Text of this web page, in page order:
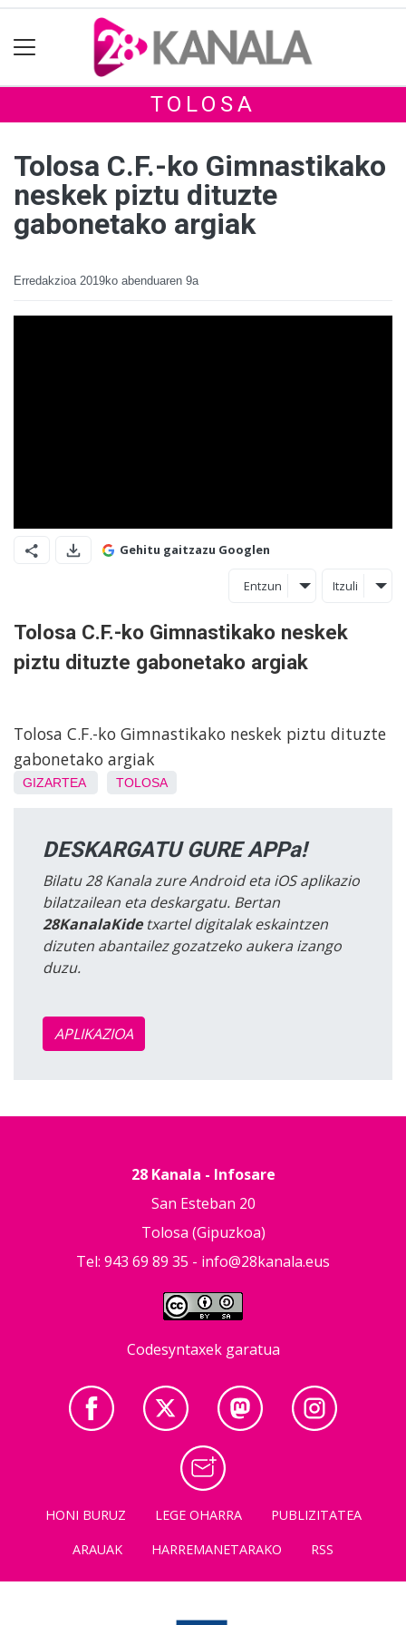
TOLOSA
Tolosa C.F.-ko Gimnastikako
neskek piztu dituzte
gabonetako argiak
Erredakzioa 2019ko abenduaren 9a
Gehitu gaitzazu Googlen
Entzun Itzuli
Tolosa C.F.-ko Gimnastikako neskek
piztu dituzte gabonetako argiak
Tolosa C.F.-ko Gimnastikako neskek piztu dituzte
gabonetako argiak
GIZARTEA TOLOSA
DESKARGATU GURE APPa!
Bilatu 28 Kanala zure Android eta iOS aplikazio
bilatzailean eta deskargatu. Bertan
28KanalaKidetxartel digitalak eskaintzen
dizuten abantailez gozatzeko aukera izango
duzu.
APLIKAZIOA
28 Kanala - Infosare
San Esteban 20
Tolosa (Gipuzkoa)
Tel: 943 69 89 35 - info@28kanala.eus
Codesyntaxek garatua
HONI BURUZ LEGE OHARRA
PUBLIZITATEA
ARAUAK
HARREMANETARAKO RSS